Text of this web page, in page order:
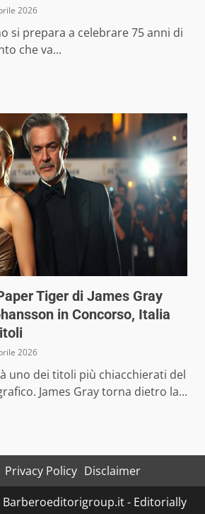
2026
si prepara a celebrare 75 anni di
che va...
Tiger di James Gray
in Concorso, Italia
2026
uno dei titoli più chiacchierati del
James Gray torna dietro la...
Privacy Policy Disclaimer
- Editorially